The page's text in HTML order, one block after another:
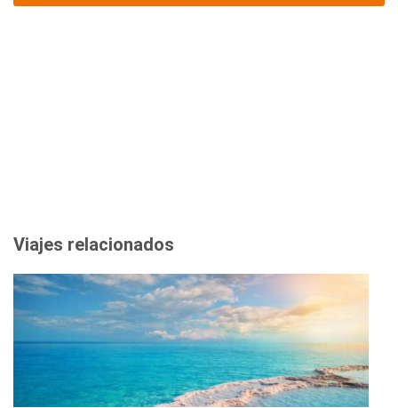
Viajes relacionados